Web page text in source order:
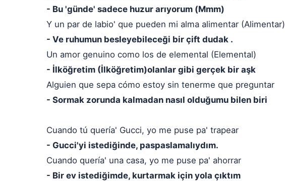
- Bu 'günde' sadece huzur arıyorum (Mmm)
Y un par de labio' que pueden mi alma alimentar (Alimentar)
- Ve ruhumun besleyebileceği bir çift dudak .
Un amor genuino como los de elemental (Elemental)
- İlköğretim (İlköğretim)olanlar gibi gerçek bir aşk
Alguien que sepa cómo estoy sin tenerme que preguntar
- Sormak zorunda kalmadan nasıl olduğumu bilen biri
Cuando tú quería' Gucci, yo me puse pa' trapear
- Gucci'yi istediğinde, paspaslamalıydım.
Cuando quería' una casa, yo me puse pa' ahorrar
- Bir ev istediğimde, kurtarmak için yola çıktım